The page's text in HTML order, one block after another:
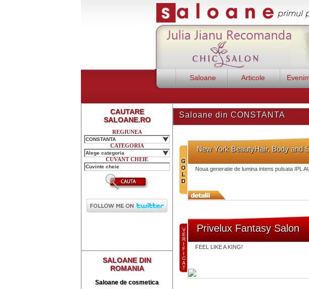
Saloane Articole
CAUTARE
SALOANE.RO
REGIUNEA
CONSTANTA
CATEGORIA
Alege categoria
CUVANT CHEIE
SALOANE DIN
ROMANIA
Saloane de cosmetica
Saloane din CONSTANTA
New York BeautyHair, Body and
Noua generatie de lumina intens pulsata IPL
Privelux Fantasy Salon
FEEL LIKE A KING!